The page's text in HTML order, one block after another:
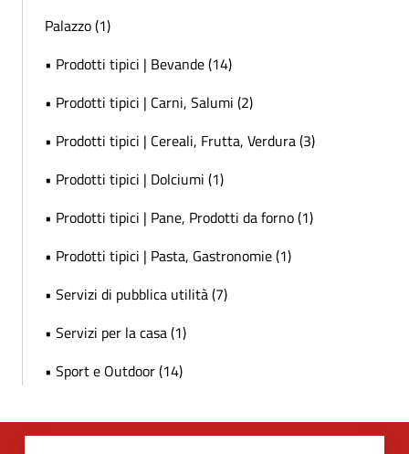
Palazzo (1)
• Prodotti tipici | Bevande (14)
• Prodotti tipici | Carni, Salumi (2)
• Prodotti tipici | Cereali, Frutta, Verdura (3)
• Prodotti tipici | Dolciumi (1)
• Prodotti tipici | Pane, Prodotti da forno (1)
• Prodotti tipici | Pasta, Gastronomie (1)
• Servizi di pubblica utilità (7)
• Servizi per la casa (1)
• Sport e Outdoor (14)